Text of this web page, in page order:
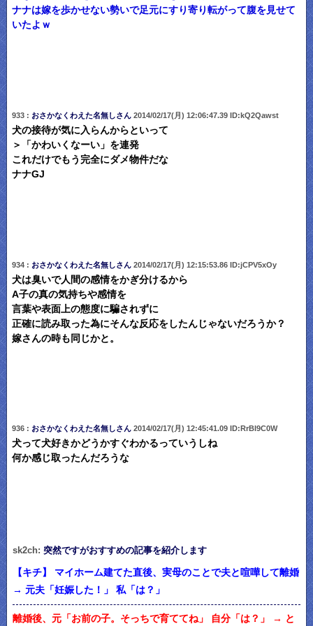
ナナは嫁を歩かせない勢いで足元にすり寄り転がって腹を見せて
いたよｗ
933 : おさかなくわえた名無しさん2014/02/17(月) 12:06:47.39 ID:kQ2Qawst
犬の接待が気に入らんからといって
＞「かわいくなーい」を連発
これだけでもう完全にダメ物件だな
ナナGJ
934 : おさかなくわえた名無しさん2014/02/17(月) 12:15:53.86 ID:jCPV5xOy
犬は臭いで人間の感情をかぎ分けるから
A子の真の気持ちや感情を
言葉や表面上の態度に騙されずに
正確に読み取った為にそんな反応をしたんじゃないだろうか？
嫁さんの時も同じかと。
936 : おさかなくわえた名無しさん2014/02/17(月) 12:45:41.09 ID:RrBI9C0W
犬って犬好きかどうかすぐわかるっていうしね
何か感じ取ったんだろうな
sk2ch: 突然ですがおすすめの記事を紹介します
【キチ】 マイホーム建てた直後、実母のことで夫と喧嘩して離婚
→ 元夫「妊娠した！」 私「は？」
離婚後、元「お前の子。そっちで育ててね」 自分「は？」 → と